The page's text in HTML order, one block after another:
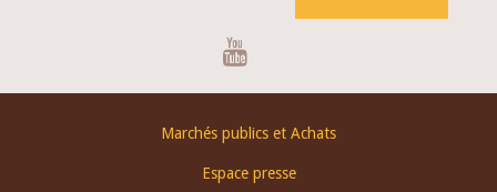
Marchés publics et Achats
Espace presse